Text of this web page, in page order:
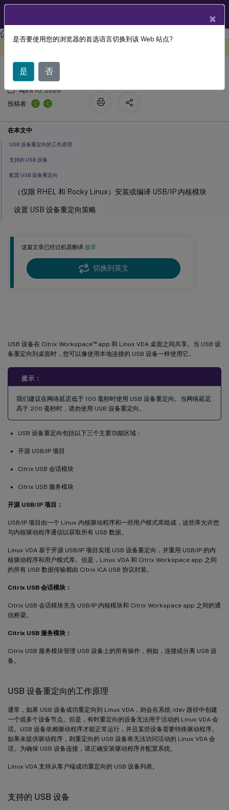
Linux 虚拟投递代理 Linux Virtual Delivery Agent 2411
这篇文章已经过机器翻译.放弃
切换到英文
USB 设备在 Citrix Workspace™app 和 Linux VDA 桌面之间共享。当 USB 设
备重定向到桌面时，您可以像使用本地连接的 USB 设备一样使用它。
提示：
我们建议在网络延迟低于 100 毫秒时使用 USB 设备重定向。当网络延迟
高于 200 毫秒时，请勿使用 USB 设备重定向。
USB 设备重定向包括以下三个主要功能区域：
开源 USB/IP 项目
Citrix USB 会话模块
Citrix USB 服务模块
开源 USB/IP 项目：
USB/IP 项目由一个 Linux 内核驱动程序和一些用户模式库组成，这些库允许您
与内核驱动程序通信以获取所有 USB 数据。
Linux VDA 基于开源 USB/IP 项目实现 USB 设备重定向，并重用 USB/IP 的内
核驱动程序和用户模式库。但是，Linux VDA 和 Citrix Workspace app 之间
的所有 USB 数据传输都由 Citrix ICA USB 协议封装。
Citrix USB 会话模块：
Citrix USB 会话模块充当 USB/IP 内核模块和 Citrix Workspace app 之间的通
信桥梁。
Citrix USB 服务模块：
Citrix USB 服务模块管理 USB 设备上的所有操作，例如，连接或分离 USB 设
备。
USB 设备重定向的工作原理
通常，如果 USB 设备成功重定向到 Linux VDA，则会在系统 /dev 路径中创建
一个或多个设备节点。但是，有时重定向的设备无法用于活动的 Linux VDA 会
话。USB 设备依赖驱动程序才能正常运行，并且某些设备需要特殊驱动程序。
如果未提供驱动程序，则重定向的 USB 设备将无法访问活动的 Linux VDA 会
话。为确保 USB 设备连接，请正确安装驱动程序并配置系统。
Linux VDA 支持从客户端成功重定向的 USB 设备列表。
支持的 USB 设备
USB 设备重定向
April 10, 2026
投稿者:
C C
在本文中
USB 设备重定向的工作原理
支持的 USB 设备
配置 USB 设备重定向
（仅限 RHEL 和 Rocky Linux）安装或编译 USB/IP 内核模块
设置 USB 设备重定向策略
无法卸载重定向的 USB 磁盘
停止重定向 USB 磁盘时文件丢失
Citrix Workspace app 工具栏中没有设备
×
是否要使用您的浏览器的首选语言切换到该 Web 站点?
是 否